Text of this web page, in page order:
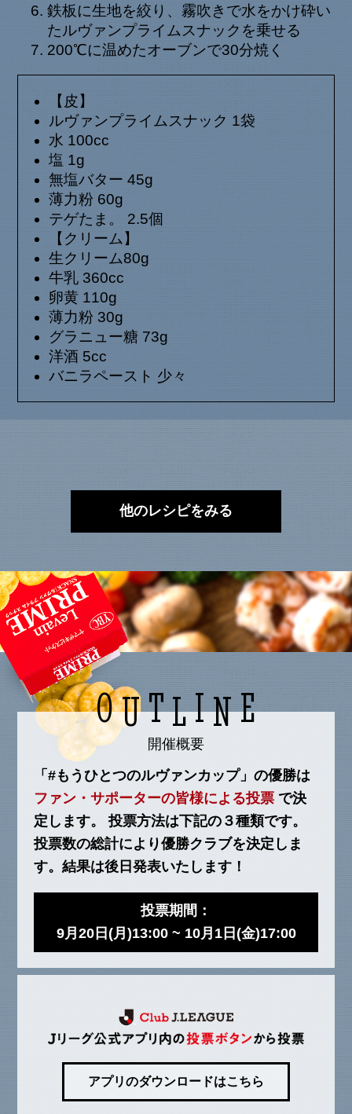
鉄板に生地を絞り、霧吹きで水をかけ砕い
たルヴァンプライムスナックを乗せる
200℃に温めたオーブンで30分焼く
【皮】
ルヴァンプライムスナック 1袋
水 100cc
塩 1g
無塩バター 45g
薄力粉 60g
テゲたま。 2.5個
【クリーム】
生クリーム80g
牛乳 360cc
卵黄 110g
薄力粉 30g
グラニュー糖 73g
洋酒 5cc
バニラペースト 少々
他のレシピをみる
OUTLINE
開催概要
「#もうひとつのルヴァンカップ」の優勝は
ファン・サポーターの皆様による投票で決
定します。
投票方法は下記の３種類です。
投票数の総計により優勝クラブを決定しま
す。結果は後日発表いたします！
投票期間：
9月20日(月)13:00 ~ 10月1日(金)17:00
アプリのダウンロードはこちら